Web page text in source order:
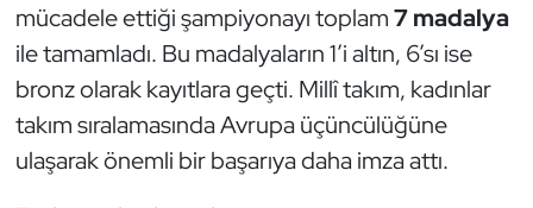
mücadele ettiği şampiyonayı toplam7 madalya
ile tamamladı. Bu madalyaların 1’i altın, 6’sı ise
bronz olarak kayıtlara geçti. Millî takım, kadınlar
takım sıralamasında Avrupa üçüncülüğüne
ulaşarak önemli bir başarıya daha imza attı.
Futbol
Futsal
Genel